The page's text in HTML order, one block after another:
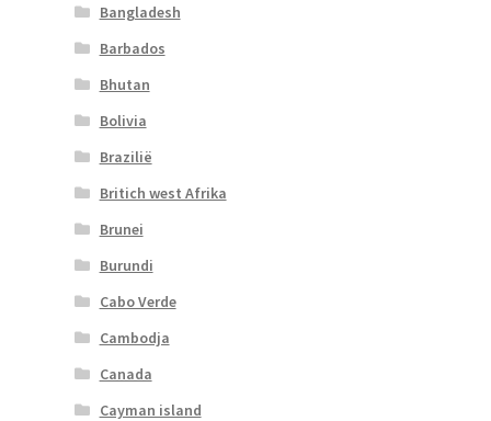
Bangladesh
Barbados
Bhutan
Bolivia
Brazilië
Britich west Afrika
Brunei
Burundi
Cabo Verde
Cambodja
Canada
Cayman island